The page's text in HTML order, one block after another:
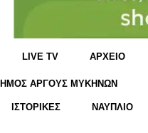
LIVE TV ΑΡΧΕΙΟ
ΑΡΓΟΥΣ ΜΥΚΗΝΩΝ
ΙΣΤΟΡΙΚΕΣ ΝΑΥΠΛΙΟ